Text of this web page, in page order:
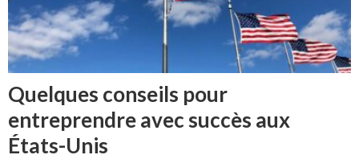
Quelques conseils pour
entreprendre avec succès aux
États-Unis